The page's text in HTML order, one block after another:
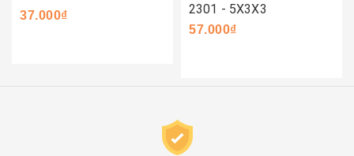
37.000₫
2301 - 5X3X3
57.000₫